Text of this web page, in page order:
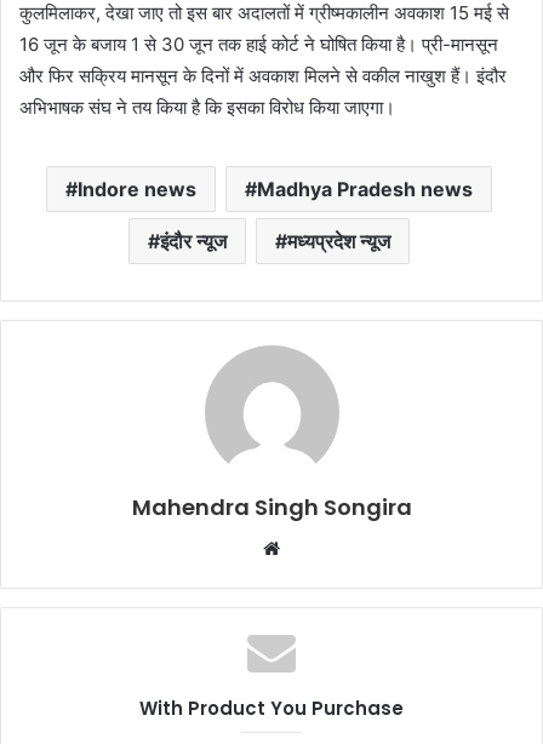
कुलमिलाकर, देखा जाए तो इस बार अदालतों में ग्रीष्मकालीन अवकाश 15 मई से
16 जून के बजाय 1 से 30 जून तक हाई कोर्ट ने घोषित किया है। प्री-मानसून
और फिर सक्रिय मानसून के दिनों में अवकाश मिलने से वकील नाखुश हैं। इंदौर
अभिभाषक संघ ने तय किया है कि इसका विरोध किया जाएगा।
Indore news Madhya Pradesh news
इंदौर न्यूज मध्यप्रदेश न्यूज
Mahendra Singh Songira
Website
With Product You Purchase